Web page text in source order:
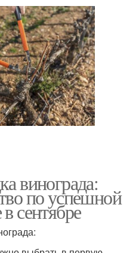
винограда:
по успешной
сентябре